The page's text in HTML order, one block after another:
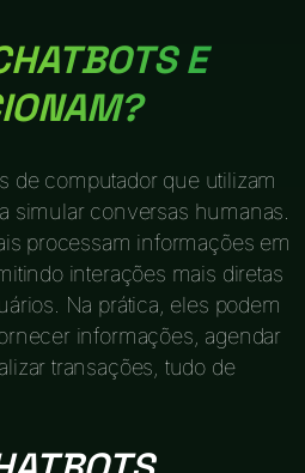
E
de computador que utilizam
simular conversas humanas.
processam informações em
interações mais diretas
Na prática, eles podem
informações, agendar
transações, tudo de